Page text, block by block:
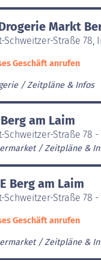
Markt
Schweitzer-Straße 78,
Geschäft anrufen
Zeitpläne & Infos
am Laim
Schweitzer-Straße 78 -
Zeitpläne &
Berg am Laim
Schweitzer-Straße 78 -
Geschäft anrufen
Zeitpläne &